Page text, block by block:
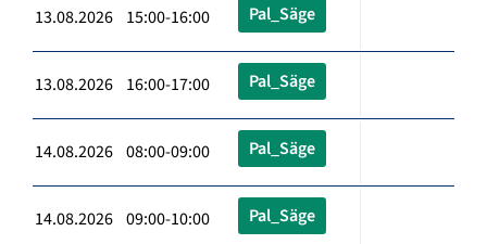
13.08.2026 15:00-16:00 Pal_Säge
13.08.2026 16:00-17:00 Pal_Säge
14.08.2026 08:00-09:00 Pal_Säge
14.08.2026 09:00-10:00 Pal_Säge